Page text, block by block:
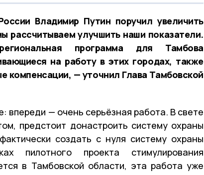
Владимир Путин поручил увеличить
рассчитываем улучшить наши показатели.
программа для Тамбова
на работу в этих городах, также
компенсации, — уточнил Глава Тамбовской
впереди — очень серьёзная работа. В свете
предстоит донастроить систему охраны
создать с нуля систему охраны
пилотного проекта стимулирования
в Тамбовской области, эта работа уже